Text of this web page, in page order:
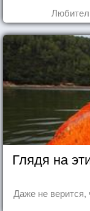
Глядя на
Даже не верится,